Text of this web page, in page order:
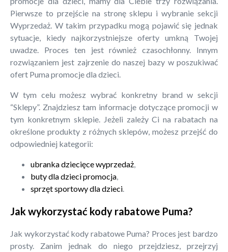
Pierwsze to przejście na stronę sklepu i wybranie sekcji
Wyprzedaż. W takim przypadku mogą pojawić się jednak
sytuacje, kiedy najkorzystniejsze oferty umkną Twojej
uwadze. Proces ten jest również czasochłonny. Innym
rozwiązaniem jest zajrzenie do naszej bazy w poszukiwać
ofert Puma promocje dla dzieci.
W tym celu możesz wybrać konkretny brand w sekcji
“Sklepy”. Znajdziesz tam informacje dotyczące promocji w
tym konkretnym sklepie. Jeżeli zależy Ci na rabatach na
określone produkty z różnych sklepów, możesz przejść do
odpowiedniej kategorii:
ubranka dziecięce wyprzedaż,
buty dla dzieci promocja,
sprzęt sportowy dla dzieci.
Jak wykorzystać kody rabatowe Puma?
Jak wykorzystać kody rabatowe Puma? Proces jest bardzo
prosty. Zanim jednak do niego przejdziesz, przejrzyj